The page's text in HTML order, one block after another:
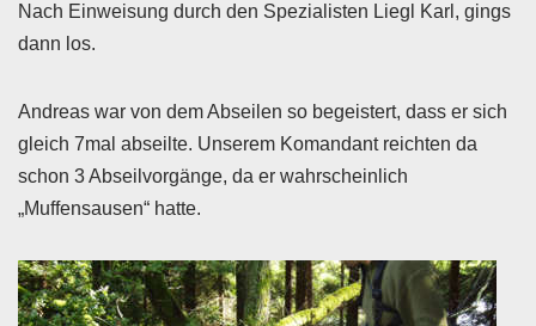
Nach Einweisung durch den Spezialisten Liegl Karl, gings
dann los.
Andreas war von dem Abseilen so begeistert, dass er sich
gleich 7mal abseilte. Unserem Komandant reichten da
schon 3 Abseilvorgänge, da er wahrscheinlich
„Muffensausen“ hatte.